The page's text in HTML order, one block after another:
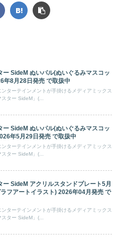
ー SideM ぬいパル(ぬいぐるみマスコッ
年8月28日発売 で取扱中
ンターテインメントが手掛けるメディアミックス
ター SideM」(...
ー SideM ぬいパル(ぬいぐるみマスコッ
年5月29日発売 で取扱中
ンターテインメントが手掛けるメディアミックス
ター SideM」(...
ー SideM アクリルスタンドプレート5月
フアートイラスト) 2026年04月発売 で
ンターテインメントが手掛けるメディアミックス
ター SideM」(...